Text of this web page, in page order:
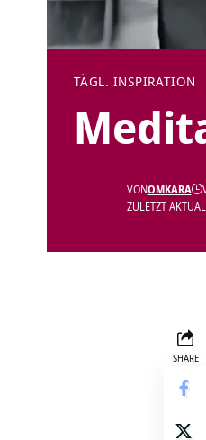
TÄGL. INSPIRATION
ZULETZT
VONOMKARA
SHARE